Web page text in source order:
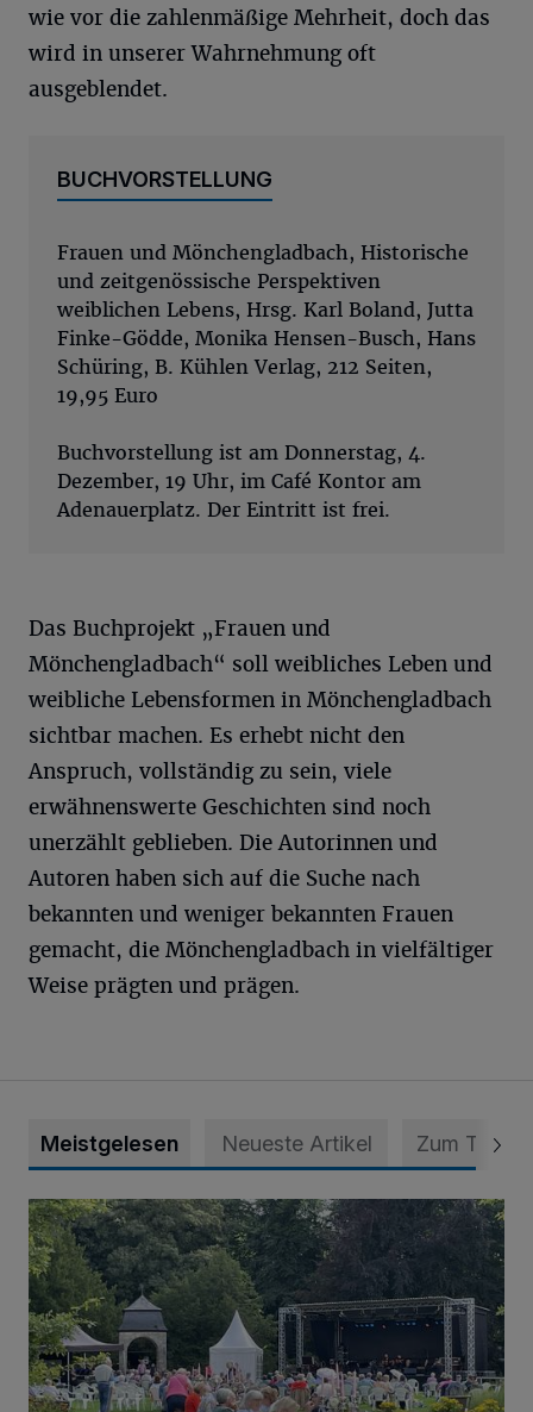
wie vor die zahlenmäßige Mehrheit, doch das
wird in unserer Wahrnehmung oft
ausgeblendet.
BUCHVORSTELLUNG
Frauen und Mönchengladbach, Historische
und zeitgenössische Perspektiven
weiblichen Lebens, Hrsg. Karl Boland, Jutta
Finke-Gödde, Monika Hensen-Busch, Hans
Schüring, B. Kühlen Verlag, 212 Seiten,
19,95 Euro
Buchvorstellung ist am Donnerstag, 4.
Dezember, 19 Uhr, im Café Kontor am
Adenauerplatz. Der Eintritt ist frei.
Das Buchprojekt „Frauen und
Mönchengladbach“ soll weibliches Leben und
weibliche Lebensformen in Mönchengladbach
sichtbar machen. Es erhebt nicht den
Anspruch, vollständig zu sein, viele
erwähnenswerte Geschichten sind noch
unerzählt geblieben. Die Autorinnen und
Autoren haben sich auf die Suche nach
bekannten und weniger bekannten Frauen
gemacht, die Mönchengladbach in vielfältiger
Weise prägten und prägen.
Meistgelesen Neueste Artikel Zum Thema
Wie ein Urlaubstag im Grünen